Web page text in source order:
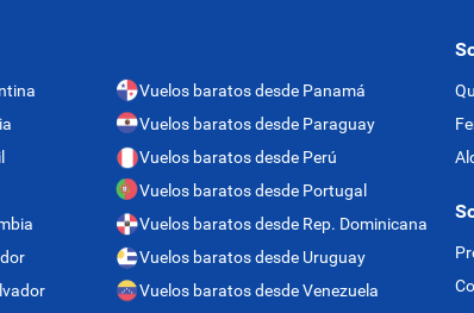
Vuelos baratos desde Panamá
Vuelos baratos desde Paraguay
Vuelos baratos desde Perú
Vuelos baratos desde Portugal
Vuelos baratos desde Rep. Dominicana
Vuelos baratos desde Uruguay
Vuelos baratos desde Venezuela